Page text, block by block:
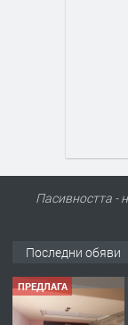
Пасивността -
Последни обяви
ПРЕДЛАГА